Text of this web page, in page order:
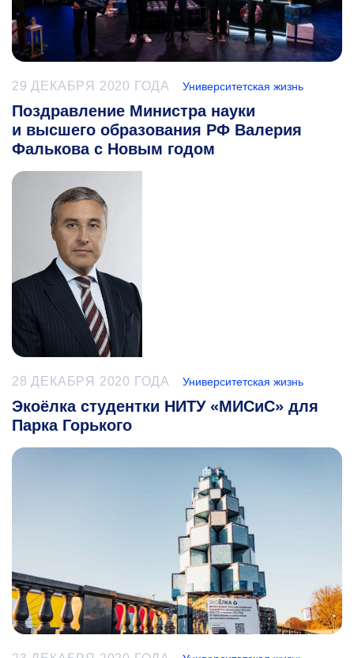
29 ДЕКАБРЯ 2020 ГОДА Университетская жизнь
Поздравление Министра науки
и высшего образования РФ Валерия
Фалькова с Новым годом
28 ДЕКАБРЯ 2020 ГОДА Университетская жизнь
Экоёлка студентки НИТУ «МИСиС» для
Парка Горького